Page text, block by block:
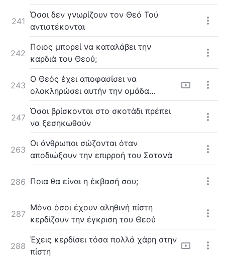
241
Όσοι δεν γνωρίζουν τον Θεό Τού
αντιστέκονται
242
Ποιος μπορεί να καταλάβει την
καρδιά του Θεού;
243
Ο Θεός έχει αποφασίσει να
ολοκληρώσει αυτήν την ομάδα
ανθρώπων
247
Όσοι βρίσκονται στο σκοτάδι πρέπει
να ξεσηκωθούν
263
Οι άνθρωποι σώζονται όταν
αποδιώξουν την επιρροή του Σατανά
286 Ποια θα είναι η έκβασή σου;
287
Μόνο όσοι έχουν αληθινή πίστη
κερδίζουν την έγκριση του Θεού
288
Έχεις κερδίσει τόσα πολλά χάρη στην
πίστη